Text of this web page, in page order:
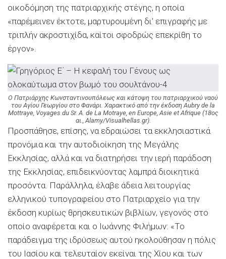
οικοδόμηση της πατριαρχικής στέγης, η οποία
«παρέμεινεν έκτοτε, μαρτυρουμένη δι’ επιγραφής με
τριπλήν ακροστιχίδα, καίτοι σφοδρώς επεκρίθη το
έργον».
Ο Πατριάρχης Κωνσταντινουπόλεως και κάτοψη του πατριαρχικού ναού
του Αγίου Γεωργίου στο Φανάρι. Χαρακτικό από την έκδοση Aubry de la
Mottraye, Voyages du Sr. A. de La Motraye, en Europe, Asie et Afrique (18ος
αι., Alamy/Visualhellas.gr).
Προσπάθησε, επίσης, να εδραιώσει τα εκκλησιαστικά
προνόμια και την αυτοδιοίκηση της Μεγάλης
Εκκλησίας, αλλά και να διατηρήσει την ιερή παράδοση
της Εκκλησίας, επιδεικνύοντας λαμπρά διοικητικά
προσόντα. Παράλληλα, έλαβε άδεια λειτουργίας
ελληνικού τυπογραφείου στο Πατριαρχείο για την
έκδοση κυρίως θρησκευτικών βιβλίων, γεγονός στο
οποίο αναφέρεται και ο Ιωάννης Φιλήμων: «Το
παράδειγμα της ιδρύσεως αυτού ηκολούθησαν η πόλις
του Ιασίου και τελευταίον εκείναι της Χίου και των